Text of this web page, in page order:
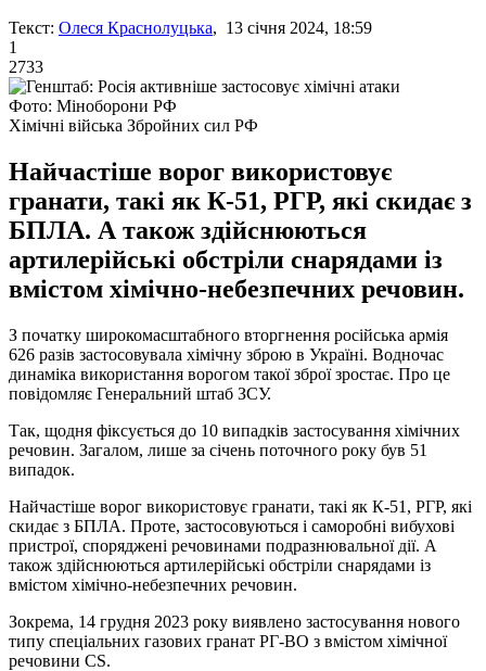
Текст: Олеся Краснолуцька, 13 січня 2024, 18:59
1
2733
Фото: Міноборони РФ
Хімічні війська Збройних сил РФ
Найчастіше ворог використовує
гранати, такі як К-51, РГР, які скидає з
БПЛА. А також здійснюються
артилерійські обстріли снарядами із
вмістом хімічно-небезпечних речовин.
З початку широкомасштабного вторгнення російська армія
626 разів застосовувала хімічну зброю в Україні. Водночас
динаміка використання ворогом такої зброї зростає. Про це
повідомляє Генеральний штаб ЗСУ.
Так, щодня фіксується до 10 випадків застосування хімічних
речовин. Загалом, лише за січень поточного року був 51
випадок.
Найчастіше ворог використовує гранати, такі як К-51, РГР, які
скидає з БПЛА. Проте, застосовуються і саморобні вибухові
пристрої, споряджені речовинами подразнювальної дії. А
також здійснюються артилерійські обстріли снарядами із
вмістом хімічно-небезпечних речовин.
Зокрема, 14 грудня 2023 року виявлено застосування нового
типу спеціальних газових гранат РГ-ВО з вмістом хімічної
речовини CS.